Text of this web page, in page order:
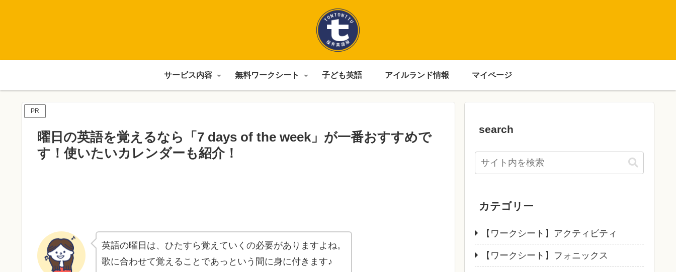
サービス内容 無料ワークシート 子ども英語 アイルランド情報 マイページ
PR
曜日の英語を覚えるなら「7 days of the week」が一番おすすめで
す！使いたいカレンダーも紹介！
英語の曜日は、ひたすら覚えていくの必要がありますよね。
歌に合わせて覚えることであっという間に身に付きます♪
search
カテゴリー
【ワークシート】アクティビティ
【ワークシート】フォニックス